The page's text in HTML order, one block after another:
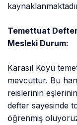
Temettuat
Mesleki Durum:
Karasıl Köyü
mevcuttur. Bu
reislerinin
defter sayesinde
öğrenmiş